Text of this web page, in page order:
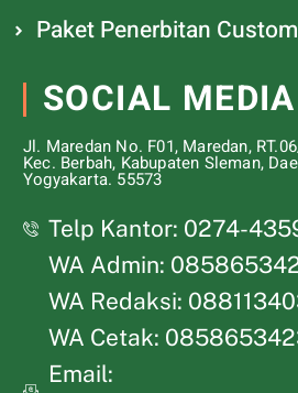
Paket Penerbitan Custom
SOCIAL MEDIA
Jl. Maredan No. F01, Maredan,
Kec. Berbah, Kabupaten Sleman,
Yogyakarta. 55573
Telp Kantor: 0274-
WA Admin:
WA Redaksi:
WA Cetak:
Email: